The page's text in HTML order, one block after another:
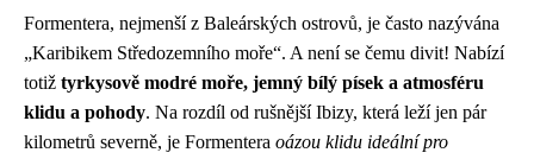
Formentera, nejmenší z Baleárských ostrovů, je často nazývána
„Karibikem Středozemního moře“. A není se čemu divit! Nabízí
totiž tyrkysově modré moře, jemný bílý písek a atmosféru
klidu a pohody. Na rozdíl od rušnější Ibizy, která leží jen pár
kilometrů severně, je Formentera oázou klidu ideální pro